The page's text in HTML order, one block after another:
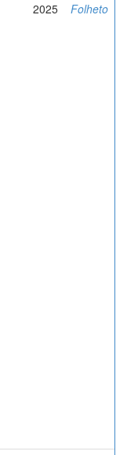
2025 Folheto